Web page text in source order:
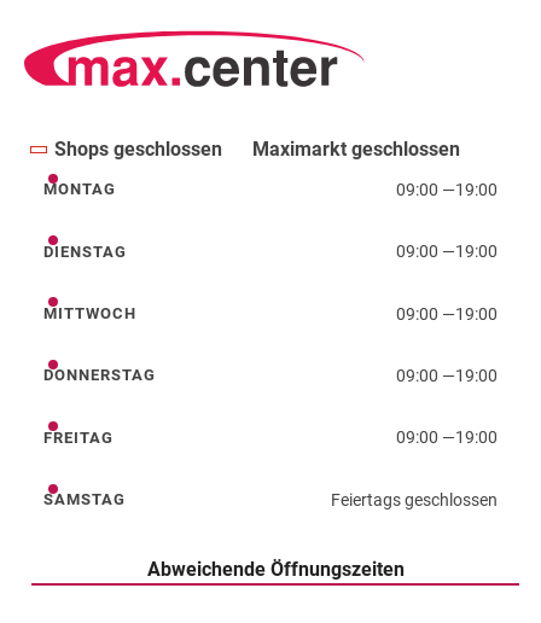
Shops geschlossen Maximarkt geschlossen
Montag
MONTAG 09:00 —19:00
Dienstag
DIENSTAG 09:00 —19:00
Mittwoch
MITTWOCH 09:00 —19:00
Donnerstag
DONNERSTAG 09:00 —19:00
Freitag
FREITAG 09:00 —19:00
Samstag
SAMSTAG Feiertags geschlossen
Abweichende Öffnungszeiten